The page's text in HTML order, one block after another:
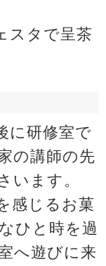
タで呈茶
に研修室で
の講師の先
います。
感じるお菓
ひと時を過
へ遊びに来